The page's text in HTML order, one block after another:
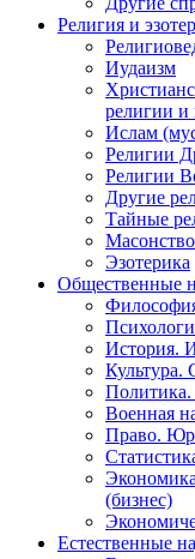
Религия и
Иудаизм
религии и
Ислам
Религии
Религии
Другие
Тайные
Масонство
Эзотерика
Общественные
История.
Культура.
Военная
Право.
(бизнес)
Естественные